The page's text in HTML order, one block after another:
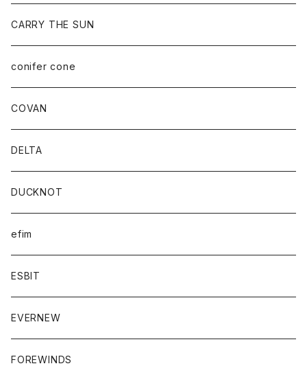
CARRY THE SUN
conifer cone
COVAN
DELTA
DUCKNOT
efim
ESBIT
EVERNEW
FOREWINDS